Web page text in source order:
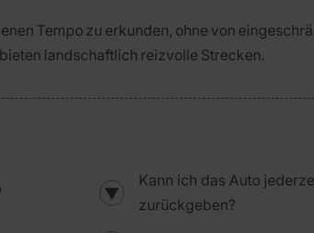
Tempo zu erkunden, ohne von
landschaftlich reizvolle Strecken.
▼
Kann ich das Auto
zurückgeben?